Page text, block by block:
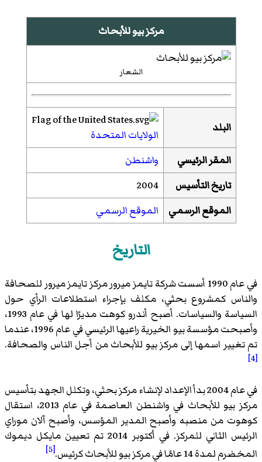
مركز بيو للأبحاث
الشعار
البلد
الولايات المتحدة
المقر الرئيسي
واشنطن
تاريخ التأسيس
2004
الموقع الرسمي
الموقع الرسمي
التاريخ
في عام 1990 أسست شركة تايمز ميرور مركز تايمز ميرور للصحافة
والناس كمشروع بحثي، مكلف بإجراء استطلاعات الرأي حول
السياسة والسياسات. أصبح أندرو كوهت مديرًا لها في عام 1993،
وأصبحت مؤسسة بيو الخيرية راعيها الرئيسي في عام 1996، عندما
تم تغيير اسمها إلى مركز بيو للأبحاث من أجل الناس والصحافة.
[4]
في عام 2004 بدأ الإعداد لإنشاء مركز بحثي، وتكلل الجهد بتأسيس
مركز بيو للأبحاث في واشنطن العاصمة في عام 2013، استقال
كوهوت من منصبه وأصبح المدير المؤسس، وأصبح آلان موراي
الرئيس الثاني للمركز. في أكتوبر 2014 تم تعيين مايكل ديموك
المخضرم لمدة 14 عامًا في مركز بيو للأبحاث كرئيس.
[5]